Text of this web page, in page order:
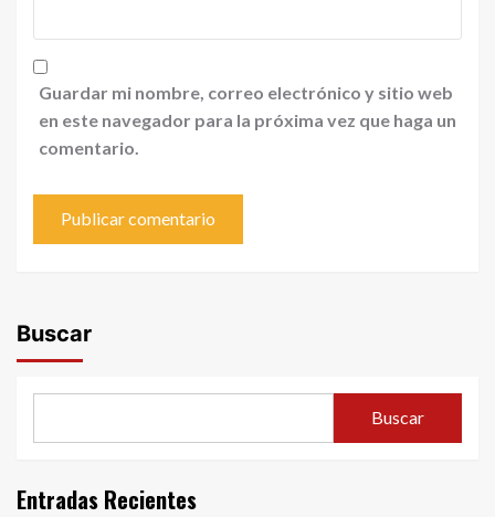
Guardar mi nombre, correo electrónico y sitio web
en este navegador para la próxima vez que haga un
comentario.
Buscar
Buscar
Entradas Recientes